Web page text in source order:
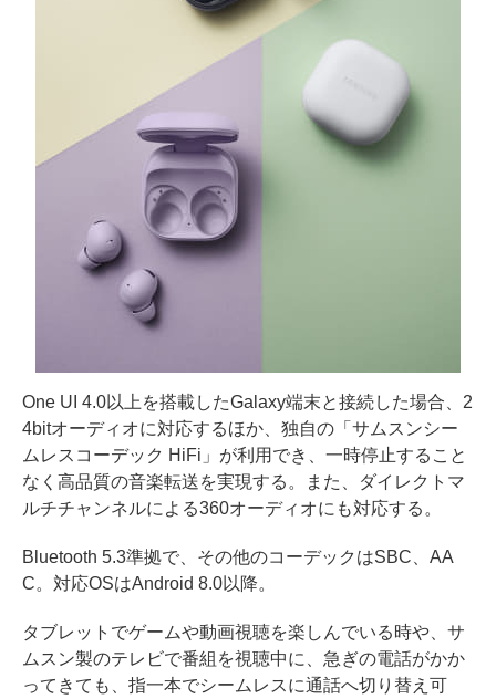
One UI 4.0以上を搭載したGalaxy端末と接続した場合、2
4bitオーディオに対応するほか、独自の「サムスンシー
ムレスコーデック HiFi」が利用でき、一時停止すること
なく高品質の音楽転送を実現する。また、ダイレクトマ
ルチチャンネルによる360オーディオにも対応する。
Bluetooth 5.3準拠で、その他のコーデックはSBC、AA
C。対応OSはAndroid 8.0以降。
タブレットでゲームや動画視聴を楽しんでいる時や、サ
ムスン製のテレビで番組を視聴中に、急ぎの電話がかか
ってきても、指一本でシームレスに通話へ切り替え可